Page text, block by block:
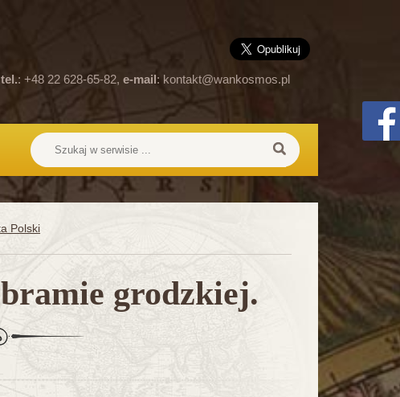
tel.: +48 22 628-65-82, e-mail: kontakt@wankosmos.pl
Polski
grodzkiej.